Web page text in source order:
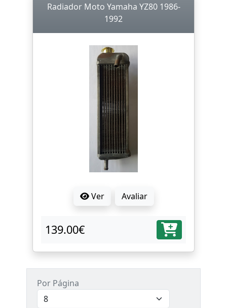
Radiador Moto Yamaha YZ80 1986-
1992
Ver Avaliar
139.00€
Por Página